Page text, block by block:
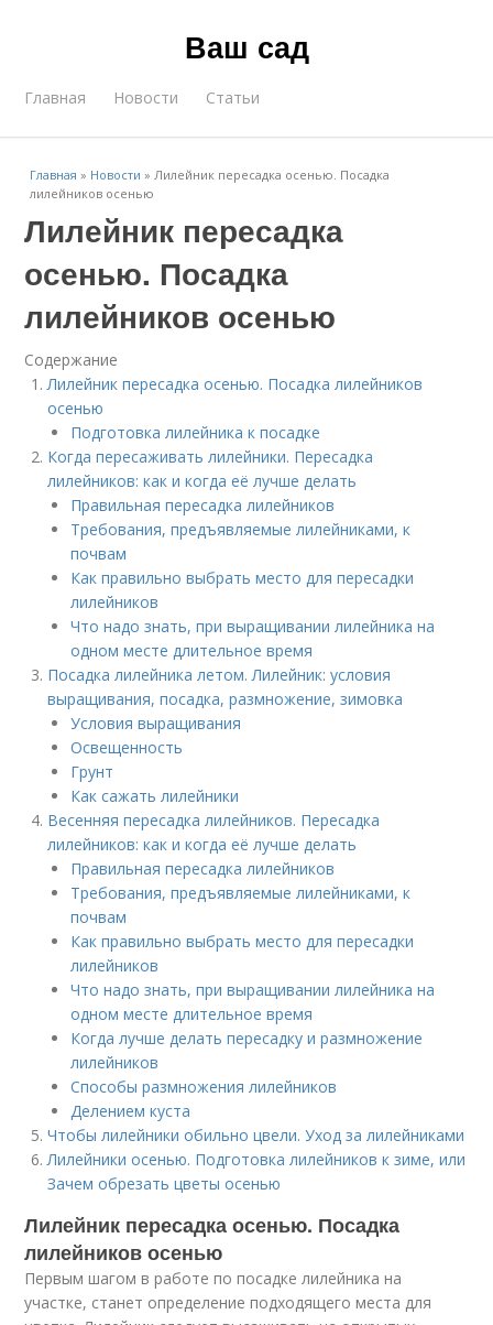
Ваш сад
Главная Новости Статьи
Главная » Новости »Лилейник пересадка осенью. Посадка
лилейников осенью
Лилейник пересадка
осенью. Посадка
лилейников осенью
Содержание
Лилейник пересадка осенью. Посадка лилейников
осенью
Подготовка лилейника к посадке
Когда пересаживать лилейники. Пересадка
лилейников: как и когда её лучше делать
Правильная пересадка лилейников
Требования, предъявляемые лилейниками, к
почвам
Как правильно выбрать место для пересадки
лилейников
Что надо знать, при выращивании лилейника на
одном месте длительное время
Посадка лилейника летом. Лилейник: условия
выращивания, посадка, размножение, зимовка
Условия выращивания
Освещенность
Грунт
Как сажать лилейники
Весенняя пересадка лилейников. Пересадка
лилейников: как и когда её лучше делать
Правильная пересадка лилейников
Требования, предъявляемые лилейниками, к
почвам
Как правильно выбрать место для пересадки
лилейников
Что надо знать, при выращивании лилейника на
одном месте длительное время
Когда лучше делать пересадку и размножение
лилейников
Способы размножения лилейников
Делением куста
Чтобы лилейники обильно цвели. Уход за лилейниками
Лилейники осенью. Подготовка лилейников к зиме, или
Зачем обрезать цветы осенью
Лилейник пересадка осенью. Посадка
лилейников осенью
Первым шагом в работе по посадке лилейника на
участке, станет определение подходящего места для